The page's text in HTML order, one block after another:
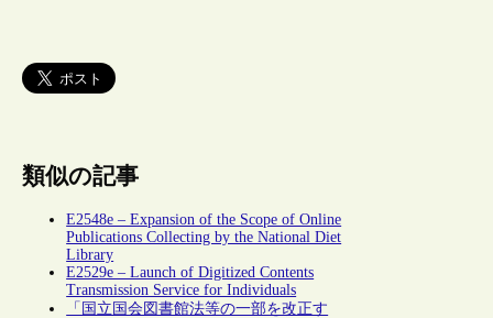
類似の記事
E2548e – Expansion of the Scope of Online
Publications Collecting by the National Diet
Library
E2529e – Launch of Digitized Contents
Transmission Service for Individuals
「国立国会図書館法等の一部を改正す